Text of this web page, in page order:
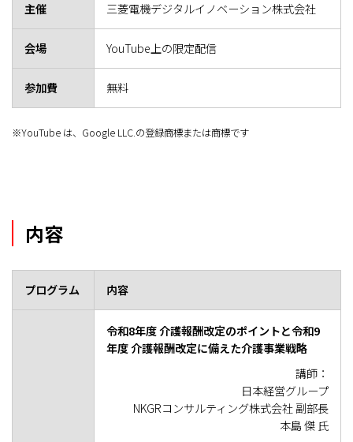
主催 三菱電機デジタルイノベーション株式会社
会場 YouTube上の限定配信
参加費 無料
※YouTube は、Google LLC.の登録商標または商標です
内容
プログラム 内容
令和8年度 介護報酬改定のポイントと令和9
年度 介護報酬改定に備えた介護事業戦略
講師：
日本経営グループ
NKGRコンサルティング株式会社 副部長
本島 傑 氏